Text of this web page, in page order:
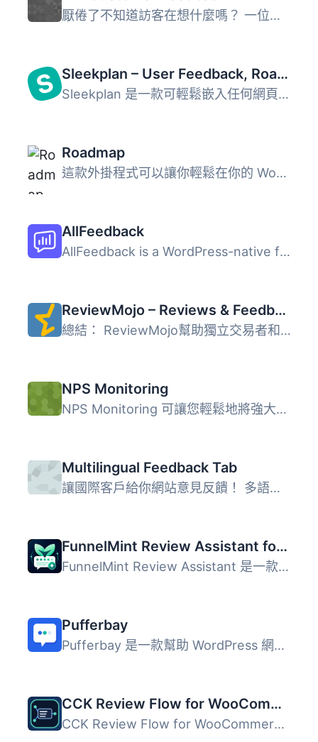
厭倦了不知道訪客在想什麼嗎？ 一位小型企業網站的忠實顧客可...
Sleekplan – User Feedback, Roadmap & Changelog
Sleekplan 是一款可輕鬆嵌入任何網頁應用程式的客戶反饋工具...
Roadmap
這款外掛程式可以讓你輕鬆在你的 WordPress 網站、部落格或會...
AllFeedback
AllFeedback is a WordPress-native feedback and survey plu...
ReviewMojo – Reviews & Feedback Funnel
總結： ReviewMojo幫助獨立交易者和當地服務業者收集更多正面...
NPS Monitoring
NPS Monitoring 可讓您輕鬆地將強大的「淨推薦值」調查系統整...
Multilingual Feedback Tab
讓國際客戶給你網站意見反饋！ 多語言意見反饋標籤主頁 | 控...
FunnelMint Review Assistant for Google Business Profile
FunnelMint Review Assistant 是一款為多個商業地點提供獨立...
Pufferbay
Pufferbay 是一款幫助 WordPress 網站擁有者收集產品想法的外...
CCK Review Flow for WooCommerce
CCK Review Flow for WooCommerce helps store owners collec...